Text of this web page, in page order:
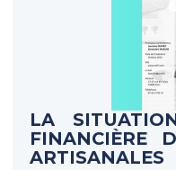
LA
FINANCIÈRE
ARTISANALES